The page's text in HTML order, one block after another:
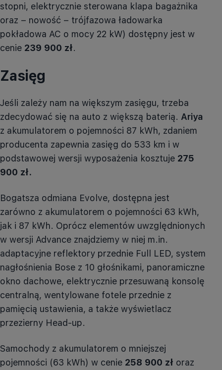
stopni, elektrycznie sterowana klapa bagażnika
oraz – nowość – trójfazowa ładowarka
pokładowa AC o mocy 22 kW) dostępny jest w
cenie 239 900 zł.
Zasięg
Jeśli zależy nam na większym zasięgu, trzeba
zdecydować się na auto z większą baterią. Ariya
z akumulatorem o pojemności 87 kWh, zdaniem
producenta zapewnia zasięg do 533 km i w
podstawowej wersji wyposażenia kosztuje 275
900 zł.
Bogatsza odmiana Evolve, dostępna jest
zarówno z akumulatorem o pojemności 63 kWh,
jak i 87 kWh. Oprócz elementów uwzględnionych
w wersji Advance znajdziemy w niej m.in.
adaptacyjne reflektory przednie Full LED, system
nagłośnienia Bose z 10 głośnikami, panoramiczne
okno dachowe, elektrycznie przesuwaną konsolę
centralną, wentylowane fotele przednie z
pamięcią ustawienia, a także wyświetlacz
przezierny Head-up.
Samochody z akumulatorem o mniejszej
pojemności (63 kWh) w cenie 258 900 zł oraz